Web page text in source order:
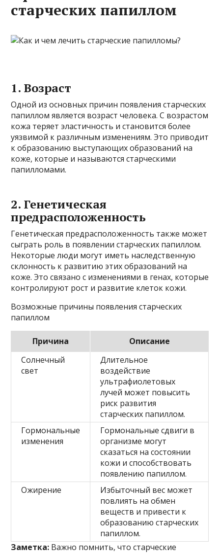
старческих папиллом
1. Возраст
Одной из основных причин появления старческих
папиллом является возраст человека. С возрастом
кожа теряет эластичность и становится более
уязвимой к различным изменениям. Это приводит
к образованию выступающих образований на
коже, которые и называются старческими
папилломами.
2. Генетическая
предрасположенность
Генетическая предрасположенность также может
сыграть роль в появлении старческих папиллом.
Некоторые люди могут иметь наследственную
склонность к развитию этих образований на
коже. Это связано с изменениями в генах, которые
контролируют рост и развитие клеток кожи.
Возможные причины появления старческих
папиллом
Причина
Описание
Солнечный
свет
Длительное
воздействие
ультрафиолетовых
лучей может повысить
риск развития
старческих папиллом.
Гормональные
изменения
Гормональные сдвиги в
организме могут
сказаться на состоянии
кожи и способствовать
появлению папиллом.
Ожирение
Избыточный вес может
повлиять на обмен
веществ и привести к
образованию старческих
папиллом.
Заметка: Важно помнить, что старческие